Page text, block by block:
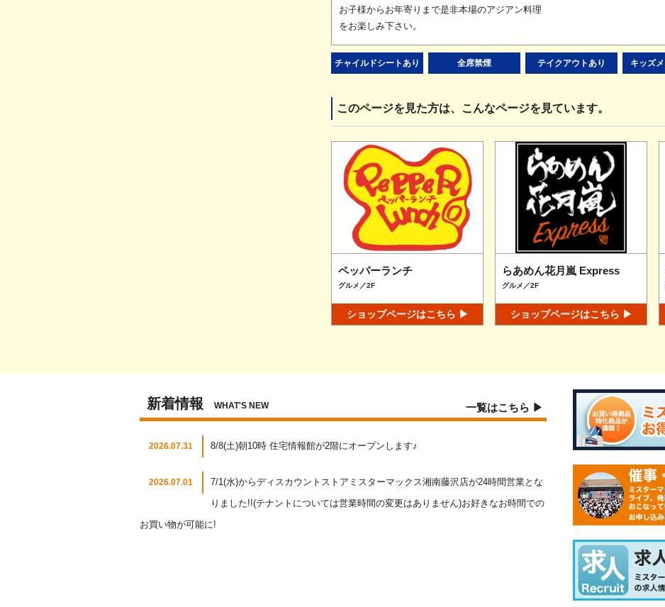
お子様からお年寄りまで是非本場のアジアン料理
をお楽しみ下さい。
チャイルドシートあり 全席禁煙 テイクアウトあり キッズ
このページを見た方は、こんなページを見ています。
ペッパーランチ
グルメ／2F
ショップページはこちら ▶
らあめん花月嵐 Express
グルメ／2F
ショップページはこちら ▶
一覧はこちら ▶
新着情報 WHAT'S NEW
2026.07.31 8/8(土)朝10時 住宅情報館が2階にオープンします♪
2026.07.01
7/1(水)からディスカウントストアミスターマックス湘南藤沢店が24時間営業とな
りました!!(テナントについては営業時間の変更はありません)お好きなお時間での
お買い物が可能に!